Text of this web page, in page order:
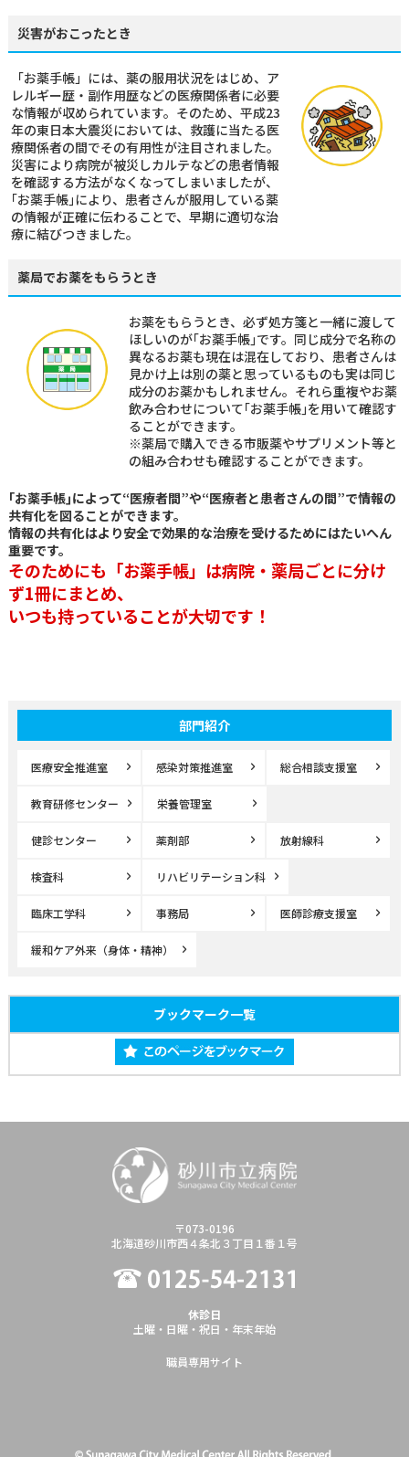
部門紹介
医療安全推進室 感染対策推進室 総合相談支援室
教育研修センター 栄養管理室
健診センター 薬剤部 放射線科
検査科 リハビリテーション科
臨床工学科 事務局 医師診療支援室
緩和ケア外来（身体・精神）
ブックマーク一覧
災害がおこったとき
「お薬手帳」には、薬の服用状況をはじめ、ア
レルギー歴・副作用歴などの医療関係者に必要
な情報が収められています。そのため、平成23
年の東日本大震災においては、救護に当たる医
療関係者の間でその有用性が注目されました。
災害により病院が被災しカルテなどの患者情報
を確認する方法がなくなってしまいましたが、
｢お薬手帳｣により、患者さんが服用している薬
の情報が正確に伝わることで、早期に適切な治
療に結びつきました。
薬局でお薬をもらうとき
お薬をもらうとき、必ず処方箋と一緒に渡して
ほしいのが｢お薬手帳｣です。同じ成分で名称の
異なるお薬も現在は混在しており、患者さんは
見かけ上は別の薬と思っているものも実は同じ
成分のお薬かもしれません。それら重複やお薬
飲み合わせについて｢お薬手帳｣を用いて確認す
ることができます。
※薬局で購入できる市販薬やサプリメント等と
の組み合わせも確認することができます。
｢お薬手帳｣によって“医療者間”や“医療者と患者さんの間”で情報の
共有化を図ることができます。
情報の共有化はより安全で効果的な治療を受けるためにはたいへん
重要です。
そのためにも「お薬手帳」は病院・薬局ごとに分け
ず1冊にまとめ、
いつも持っていることが大切です！
〒073-0196
北海道砂川市西４条北３丁目１番１号
休診日
土曜・日曜・祝日・年末年始
職員専用サイト